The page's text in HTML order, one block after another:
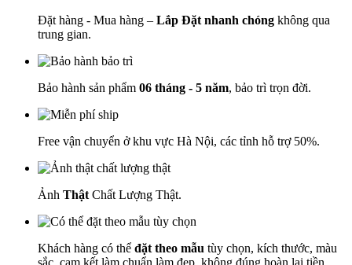
Đặt hàng - Mua hàng – Lắp Đặt nhanh chóng không qua
trung gian.
Bảo hành sản phẩm 06 tháng - 5 năm, bảo trì trọn đời.
Free vận chuyển ở khu vực Hà Nội, các tỉnh hỗ trợ 50%.
Ảnh Thật Chất Lượng Thật.
Khách hàng có thể đặt theo mẫu tùy chọn, kích thước, màu
sắc, cam kết làm chuẩn làm đẹp, không đúng hoàn lại tiền.